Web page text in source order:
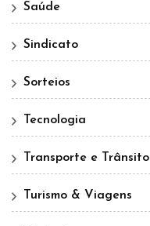
Saúde
Sindicato
Sorteios
Tecnologia
Transporte e Trânsito
Turismo & Viagens